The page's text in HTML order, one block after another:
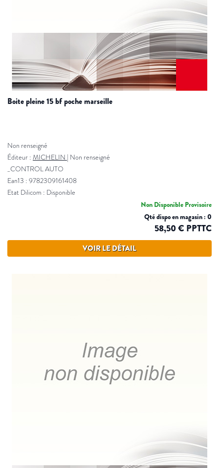
boite pleine 15 bf poche marseille
Non renseigné
Éditeur : MICHELIN | Non renseigné
_CONTROL AUTO
Ean13 : 9782309161408
Etat Dilicom : Disponible
Non Disponible Provisoire
Qté dispo en magasin : 0
58,50 € PPTTC
VOIR LE DÉTAIL